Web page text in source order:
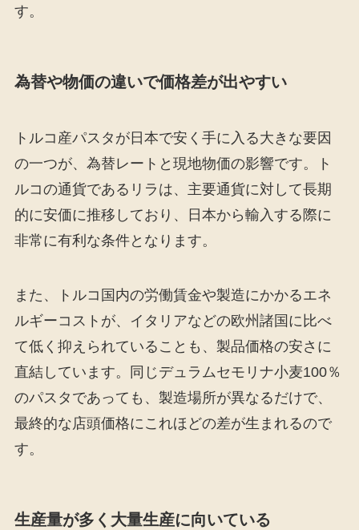
す。
為替や物価の違いで価格差が出やすい
トルコ産パスタが日本で安く手に入る大きな要因
の一つが、為替レートと現地物価の影響です。ト
ルコの通貨であるリラは、主要通貨に対して長期
的に安価に推移しており、日本から輸入する際に
非常に有利な条件となります。
また、トルコ国内の労働賃金や製造にかかるエネ
ルギーコストが、イタリアなどの欧州諸国に比べ
て低く抑えられていることも、製品価格の安さに
直結しています。同じデュラムセモリナ小麦100％
のパスタであっても、製造場所が異なるだけで、
最終的な店頭価格にこれほどの差が生まれるので
す。
生産量が多く大量生産に向いている